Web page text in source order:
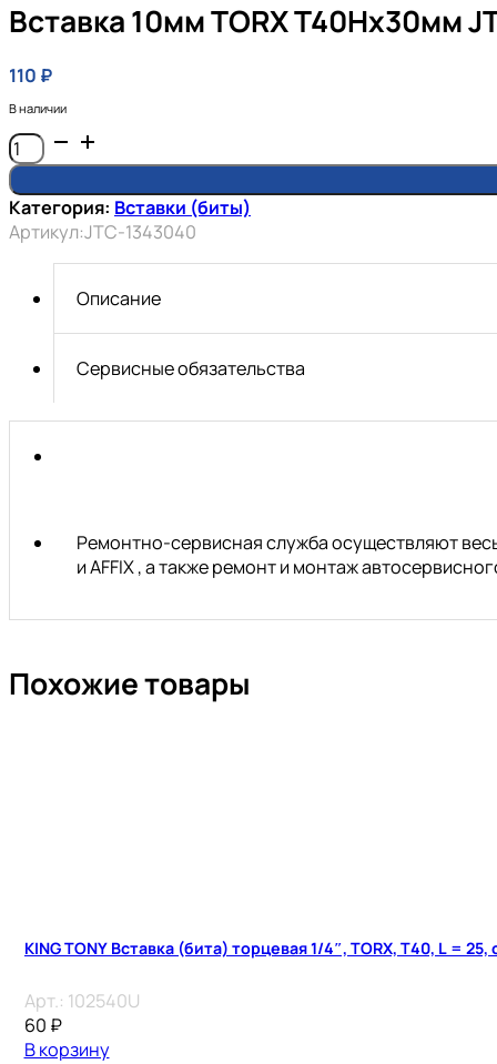
Вставка 10мм TORX Т40Hх30мм
110 ₽
В наличии
Количество
товара
Вставка
10мм
TORX
Т40Hх30мм
Категория: Вставки (биты)
Артикул:JTC-1343040
Описание
Сервисные обязательства
Ремонтно-сервисная служба осуществляют
и AFFIX , а также ремонт и монтаж
Похожие товары
KING TONY Вставка (бита) торцевая 1/4″, TORX, T40, L =
Арт.: 102540U
60 ₽
В корзину